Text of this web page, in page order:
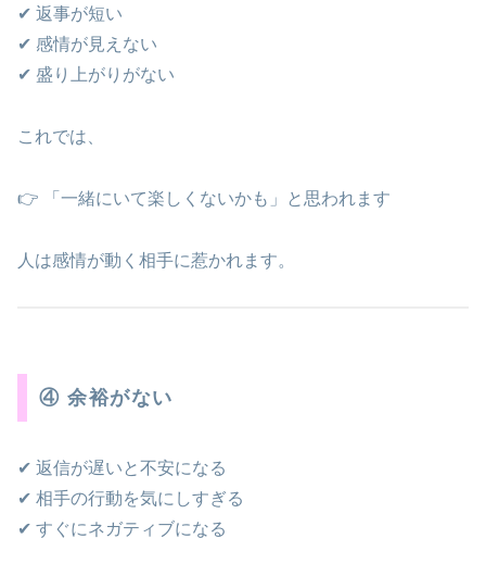
✔ 返事が短い
✔ 感情が見えない
✔ 盛り上がりがない
これでは、
👉 「一緒にいて楽しくないかも」と思われます
人は感情が動く相手に惹かれます。
④ 余裕がない
✔ 返信が遅いと不安になる
✔ 相手の行動を気にしすぎる
✔ すぐにネガティブになる